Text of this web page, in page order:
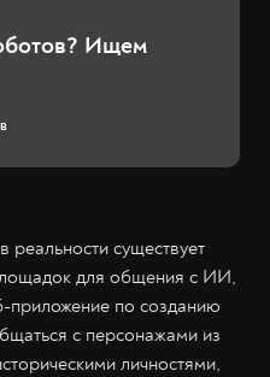
Ищем
существует
для общения с ИИ,
приложение по созданию
с персонажами из
личностями,